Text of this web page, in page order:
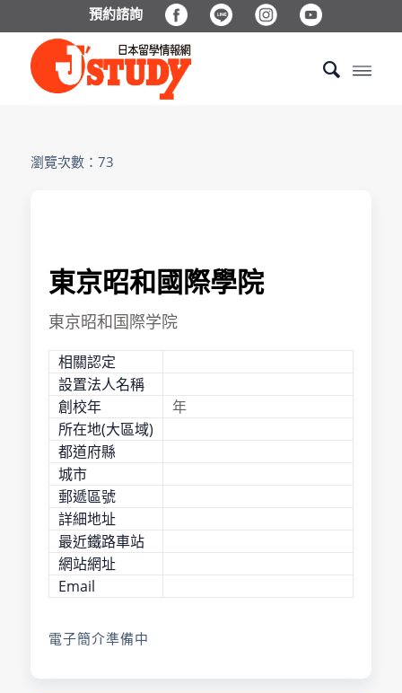
預約諮詢
瀏覽次數：73
東京昭和國際學院
東京昭和国際学院
相關認定
設置法人名稱
創校年
年
所在地(大區域)
都道府縣
城市
郵遞區號
詳細地址
最近鐵路車站
網站網址
Email
電子簡介準備中